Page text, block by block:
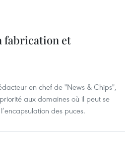
fabrication et
en chef de "News & Chips",
aux domaines où il peut se
des puces.